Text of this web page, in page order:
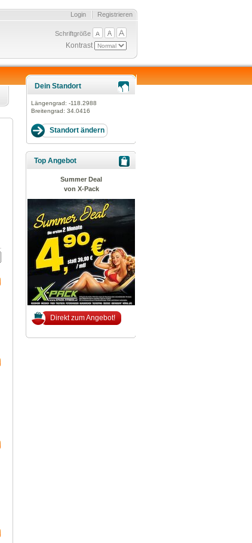
Registrieren
Login
Schriftgröße
Kontrast
Dein Standort
Längengrad: -118.2988
Breitengrad: 34.0416
Top Angebot
Summer Deal
von X-Pack
Direkt zum Angebot!